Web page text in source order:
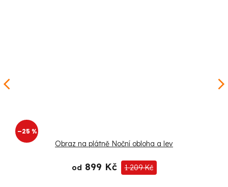
–25 %
Obraz na plátně Noční obloha a lev
od 899 Kč 1 209 Kč